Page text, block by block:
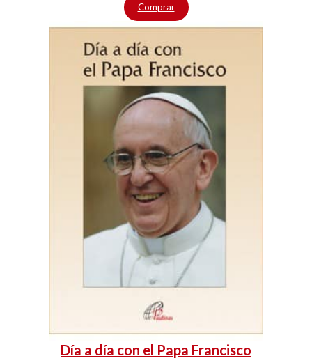
Comprar
Día a día con el Papa Francisco